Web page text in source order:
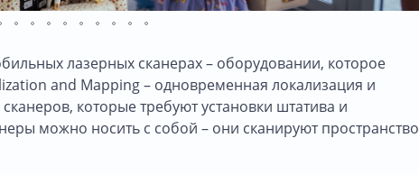
лазерных сканерах – оборудовании, которое
and Mapping – одновременная локализация и
которые требуют установки штатива и
можно носить с собой – они сканируют пространство